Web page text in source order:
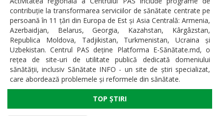
contribuție la transformarea serviciilor de sănătate centrate pe
persoană în 11 țări din Europa de Est și Asia Centrală: Armenia,
Azerbaidjan, Belarus, Georgia, Kazahstan, Kârgâzstan,
Republica Moldova, Tadjikistan, Turkmenistan, Ucraina și
Uzbekistan. Centrul PAS deține Platforma E-Sănătate.md, o
rețea de site-uri de utilitate publică dedicată domeniului
sănătății, inclusiv Sănătate INFO - un site de știri specializat,
care abordează problemele și reformele din sănătate.
TOP ȘTIRI